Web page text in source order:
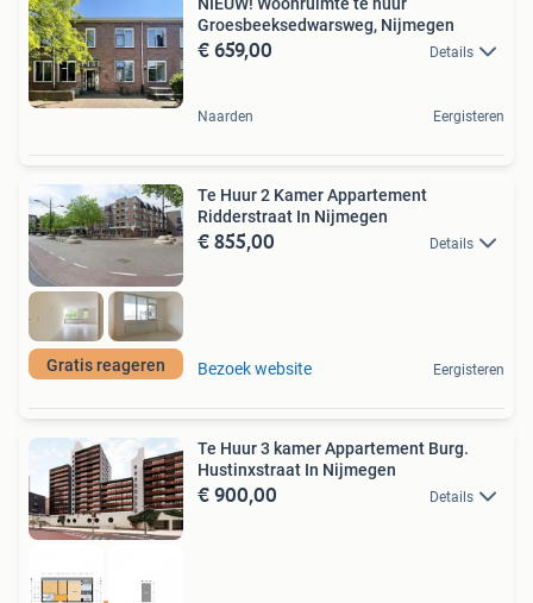
Groesbeeksedwarsweg, Nijmegen
€ 659,00 Details
Naarden Eergisteren
Gratis reageren
Te Huur 2 Kamer Appartement
Ridderstraat In Nijmegen
€ 855,00 Details
Bezoek website Eergisteren
Te Huur 3 kamer Appartement Burg.
Hustinxstraat In Nijmegen
€ 900,00 Details